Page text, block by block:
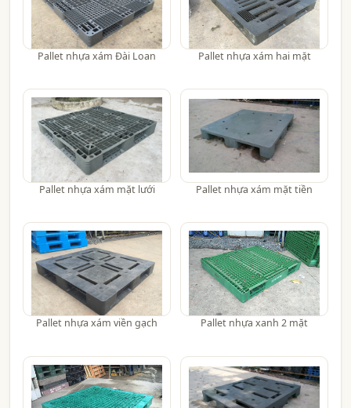
Pallet nhựa xám Đài Loan Pallet nhựa xám hai mặt
Pallet nhựa xám mặt lưới Pallet nhựa xám mặt tiền
Pallet nhựa xám viền gạch Pallet nhựa xanh 2 mặt